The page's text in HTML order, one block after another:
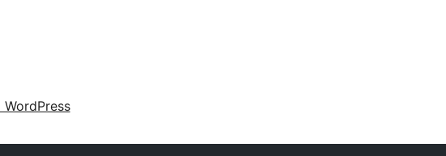
WordPress